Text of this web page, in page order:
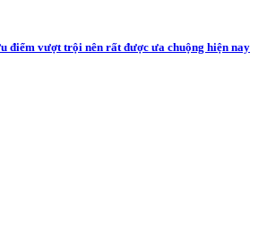
điểm vượt trội nên rất được ưa chuộng hiện nay